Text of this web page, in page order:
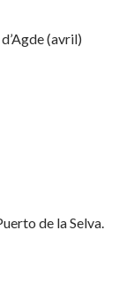
(avril)
de la Selva.